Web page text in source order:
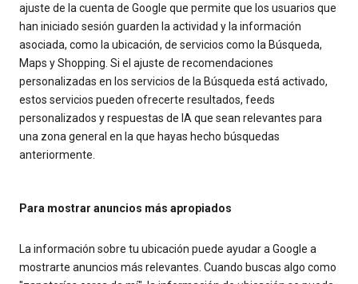
ajuste de la cuenta de Google que permite que los usuarios que
han iniciado sesión guarden la actividad y la información
asociada, como la ubicación, de servicios como la Búsqueda,
Maps y Shopping. Si el ajuste de recomendaciones
personalizadas en los servicios de la Búsqueda está activado,
estos servicios pueden ofrecerte resultados, feeds
personalizados y respuestas de IA que sean relevantes para
una zona general en la que hayas hecho búsquedas
anteriormente.
Para mostrar anuncios más apropiados
La información sobre tu ubicación puede ayudar a Google a
mostrarte anuncios más relevantes. Cuando buscas algo como